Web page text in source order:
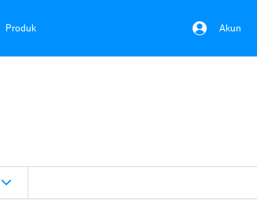
Produk Akun